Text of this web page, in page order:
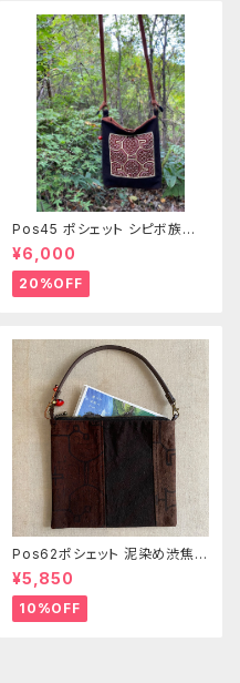
Pos45 ポシェット シピボ族の
泥染め刺繍のショルダー
¥6,000
20%OFF
Pos62ポシェット 泥染め渋焦茶
ファスナーポーチ 20x18cm
渋い泥染めアレンジ 男性用小
物入れ 暇の付け替え可能
¥5,850
10%OFF